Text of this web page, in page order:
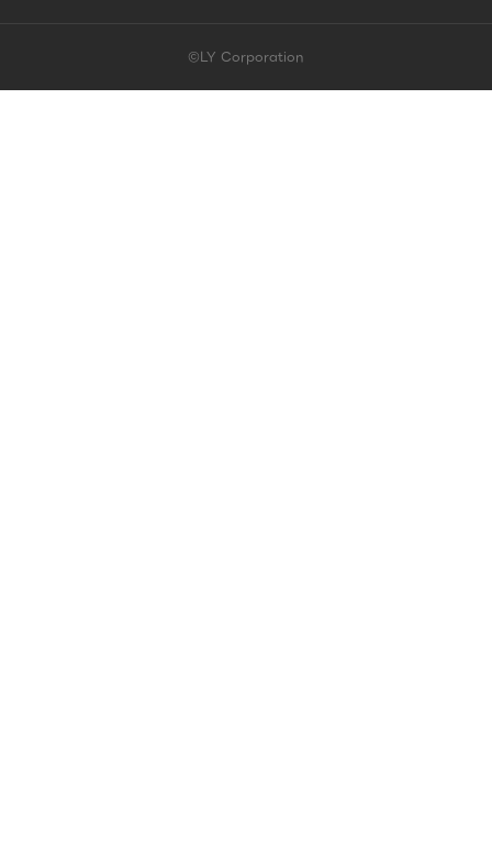
©LY Corporation
このコンテンツは掲載が終了しました | LINE占い